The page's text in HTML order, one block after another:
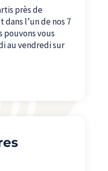
près de
dans l’un de nos 7
pouvons vous
au vendredi sur